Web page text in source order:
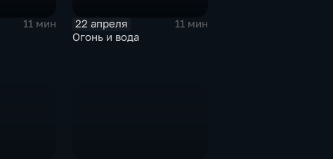
11 мин
22 апреля
11 мин
Огонь и вода